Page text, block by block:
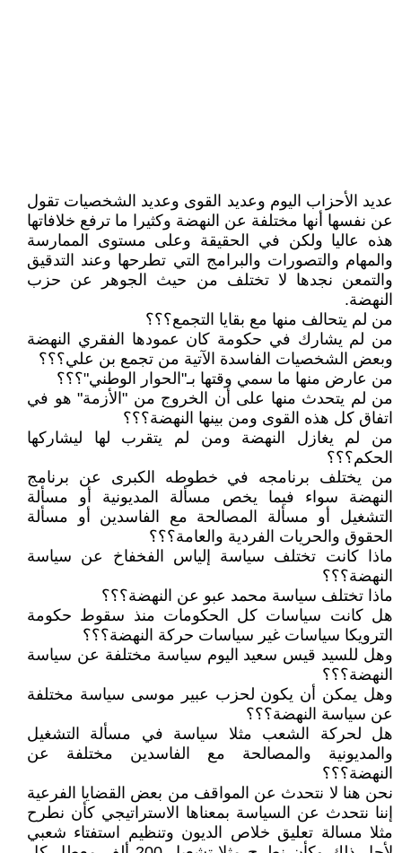
عديد الأحزاب اليوم وعديد القوى وعديد الشخصيات تقول
عن نفسها أنها مختلفة عن النهضة وكثيرا ما ترفع خلافاتها
هذه عاليا ولكن في الحقيقة وعلى مستوى الممارسة
والمهام والتصورات والبرامج التي تطرحها وعند التدقيق
والتمعن نجدها لا تختلف من حيث الجوهر عن حزب
النهضة.
من لم يتحالف منها مع بقايا التجمع؟؟؟
من لم يشارك في حكومة كان عمودها الفقري النهضة
وبعض الشخصيات الفاسدة الآتية من تجمع بن علي؟؟؟
من عارض منها ما سمي وقتها بـ"الحوار الوطني"؟؟؟
من لم يتحدث منها على أن الخروج من "الأزمة" هو في
اتفاق كل هذه القوى ومن بينها النهضة؟؟؟
من لم يغازل النهضة ومن لم يتقرب لها ليشاركها
الحكم؟؟؟
من يختلف برنامجه في خطوطه الكبرى عن برنامج
النهضة سواء فيما يخص مسألة المديونية أو مسألة
التشغيل أو مسألة المصالحة مع الفاسدين أو مسألة
الحقوق والحريات الفردية والعامة؟؟؟
ماذا كانت تختلف سياسة إلياس الفخفاخ عن سياسة
النهضة؟؟؟
ماذا تختلف سياسة محمد عبو عن النهضة؟؟؟
هل كانت سياسات كل الحكومات منذ سقوط حكومة
الترويكا سياسات غير سياسات حركة النهضة؟؟؟
وهل للسيد قيس سعيد اليوم سياسة مختلفة عن سياسة
النهضة؟؟؟
وهل يمكن أن يكون لحزب عبير موسى سياسة مختلفة
عن سياسة النهضة؟؟؟
هل لحركة الشعب مثلا سياسة في مسألة التشغيل
والمديونية والمصالحة مع الفاسدين مختلفة عن
النهضة؟؟؟
نحن هنا لا نتحدث عن المواقف من بعض القضايا الفرعية
إننا نتحدث عن السياسة بمعناها الاستراتيجي كأن نطرح
مثلا مسالة تعليق خلاص الديون وتنظيم استفتاء شعبي